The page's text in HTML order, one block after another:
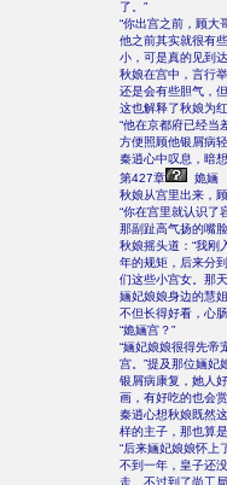
了。”
“你出宫之前，顾大
他之前其实就很有
小，可是真的见到
秋娘在宫中，言行
还是会有些胆气，
这也解释了秋娘为
“他在京都府已经当
方便照顾他银屑病
秦逍心中叹息，暗
第427章
姽婳
秋娘从宫里出来，
“你在宫里就认识了
那副趾高气扬的嘴
秋娘摇头道：“我刚
年的规矩，后来分
们这些小宫女。那
婳妃娘娘身边的慧
不但长得好看，心
“姽婳宫？”
“婳妃娘娘很得先帝
宫。”提及那位婳妃
银屑病康复，她人
画，有好吃的也会
秦逍心想秋娘既然
样的主子，那也算
“后来婳妃娘娘怀上
不到一年，皇子还
走。不过到了尚工